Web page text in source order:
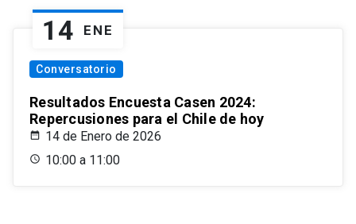
14 ENE
Conversatorio
Resultados Encuesta Casen 2024:
Repercusiones para el Chile de hoy
14 de Enero de 2026
10:00 a 11:00